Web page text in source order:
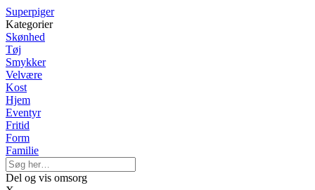
Superpiger
Kategorier
Skønhed
Tøj
Smykker
Velvære
Kost
Hjem
Eventyr
Fritid
Form
Familie
Del og vis omsorg